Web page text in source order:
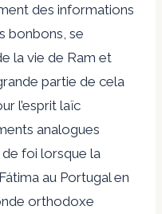
des informations
bonbons, se
la vie de Ram et
partie de cela
l’esprit laïc
analogues
de foi lorsque la
au Portugal en
orthodoxe